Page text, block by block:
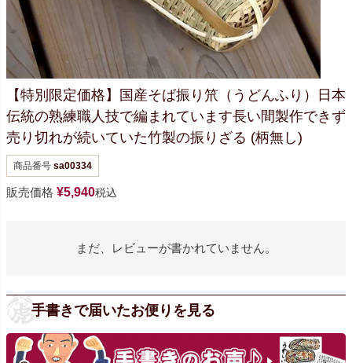
【特別限定価格】 国産そば振り笊（うどんふり）
日本
伝統の熟練職人技で編まれています長い間製作できず
売り切れが続いていた竹製の振りざる (柄無し)
商品番号 sa00334
販売価格 ¥5,940税込
まだ、レビューが書かれていません。
手書きで届いたお便りを見る